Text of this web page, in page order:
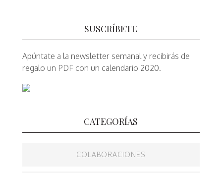
SUSCRÍBETE
Apúntate a la newsletter semanal y recibirás de
regalo un PDF con un calendario 2020.
CATEGORÍAS
COLABORACIONES